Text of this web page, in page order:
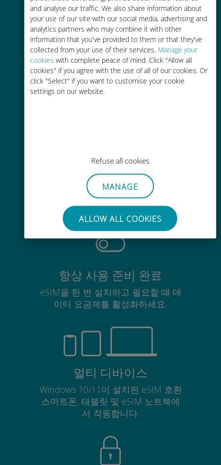
and analyse our traffic. We also share information about
your use of our site with our social media, advertising and
analytics partners who may combine it with other
information that you've provided to them or that they've
collected from your use of their services. Manage your
cookies with complete peace of mind. Click "Allow all
cookies" if you agree with the use of all of our cookies. Or
click "Select" if you want to customise your cookie
settings on our website.
Refuse all cookies
MANAGE
ALLOW ALL COOKIES
90% 저렴합니다.
간편한 충전
Wi-Fi나 남은 데이터가 없어도 Ubigi
간편한
기존 SIM 카드를 제거할 필요가 없습
니다.
항상 사용 준비 완료
eSIM을 한 번 설치하고 필요할 때 데
이터 요금제를 활성화하세요.
멀티 디바이스
Windows 10/11이 설치된 eSIM 호환
스마트폰, 태블릿 및 eSIM 노트북에
서 작동합니다.